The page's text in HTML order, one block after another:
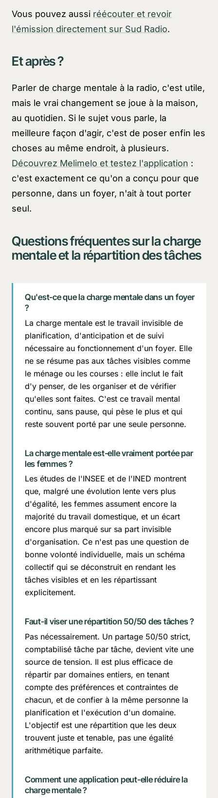
Vous pouvez aussi réécouter et revoir
l'émission directement sur Sud Radio.
Et après ?
Parler de charge mentale à la radio, c'est utile,
mais le vrai changement se joue à la maison,
au quotidien. Si le sujet vous parle, la
meilleure façon d'agir, c'est de poser enfin les
choses au même endroit, à plusieurs.
Découvrez Melimelo et testez l'application :
c'est exactement ce qu'on a conçu pour que
personne, dans un foyer, n'ait à tout porter
seul.
Questions fréquentes sur la charge
mentale et la répartition des tâches
Qu'est-ce que la charge mentale dans un foyer
?
La charge mentale est le travail invisible de
planification, d'anticipation et de suivi
nécessaire au fonctionnement d'un foyer. Elle
ne se résume pas aux tâches visibles comme
le ménage ou les courses : elle inclut le fait
d'y penser, de les organiser et de vérifier
qu'elles sont faites. C'est ce travail mental
continu, sans pause, qui pèse le plus et qui
reste souvent porté par une seule personne.
La charge mentale est-elle vraiment portée par
les femmes ?
Les études de l'INSEE et de l'INED montrent
que, malgré une évolution lente vers plus
d'égalité, les femmes assument encore la
majorité du travail domestique, et un écart
encore plus marqué sur sa part invisible
d'organisation. Ce n'est pas une question de
bonne volonté individuelle, mais un schéma
collectif qui se déconstruit en rendant les
tâches visibles et en les répartissant
explicitement.
Faut-il viser une répartition 50/50 des tâches ?
Pas nécessairement. Un partage 50/50 strict,
comptabilisé tâche par tâche, devient vite une
source de tension. Il est plus efficace de
répartir par domaines entiers, en tenant
compte des préférences et contraintes de
chacun, et de confier à la même personne la
planification et l'exécution d'un domaine.
L'objectif est une répartition que les deux
trouvent juste et tenable, pas une égalité
arithmétique parfaite.
Comment une application peut-elle réduire la
charge mentale ?